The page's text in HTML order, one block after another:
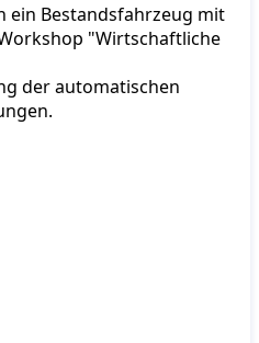
ein Bestandsfahrzeug mit
"Wirtschaftliche
der automatischen